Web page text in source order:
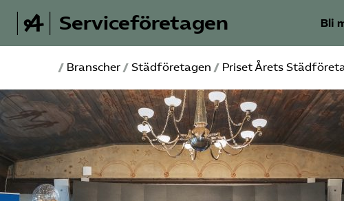
Serviceföretagen Bli
/ Branscher / Städ­företagen / Priset Årets